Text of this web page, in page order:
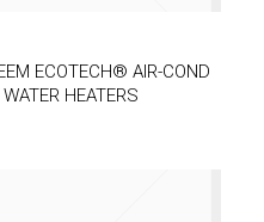
ECOTECH® AIR-COND
HEATERS